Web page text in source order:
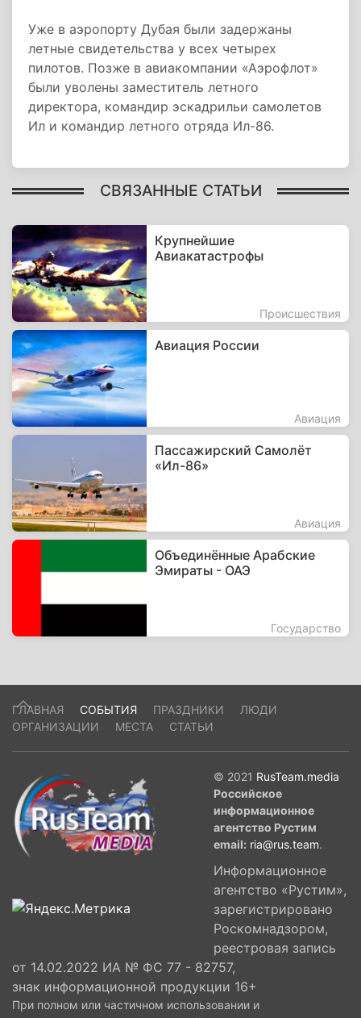
Уже в аэропорту Дубая были задержаны
летные свидетельства у всех четырех
пилотов. Позже в авиакомпании «Аэрофлот»
были уволены заместитель летного
директора, командир эскадрильи самолетов
Ил и командир летного отряда Ил-86.
СВЯЗАННЫЕ СТАТЬИ
Крупнейшие
Авиакатастрофы
Происшествия
Авиация России
Авиация
Пассажирский Самолёт
«Ил-86»
Авиация
Объединённые Арабские
Эмираты - ОАЭ
Государство
ГЛАВНАЯ СОБЫТИЯ ПРАЗДНИКИ
ЛЮДИ
ОРГАНИЗАЦИИ
МЕСТА СТАТЬИ
© 2021 RusTeam.media
Российское
информационное
агентство Рустим
email: ria@rus.team.
Информационное
агентство «Рустим»,
зарегистрировано
Роскомнадзором,
реестровая запись
от 14.02.2022 ИА № ФС 77 - 82757,
знак информационной продукции 16+
При полном или частичном использовании и